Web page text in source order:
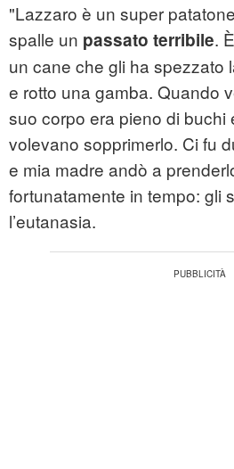
"Lazzaro è un super
spalle un passato terribile.
un cane che gli ha spezzato
e rotto una gamba. Quando
suo corpo era pieno di buchi
volevano sopprimerlo. Ci fu
e mia madre andò a
fortunatamente in tempo: gli
l’eutanasia.